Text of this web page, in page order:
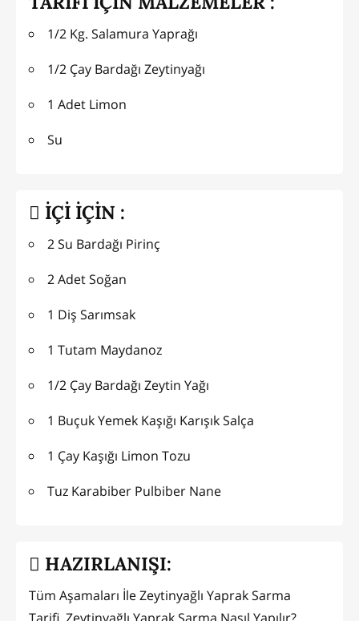
1/2 Kg. Salamura Yaprağı
1/2 Çay Bardağı Zeytinyağı
1 Adet Limon
Su
İÇİ İÇİN :
2 Su Bardağı Pirinç
2 Adet Soğan
1 Diş Sarımsak
1 Tutam Maydanoz
1/2 Çay Bardağı Zeytin Yağı
1 Buçuk Yemek Kaşığı Karışık Salça
1 Çay Kaşığı Limon Tozu
Tuz Karabiber Pulbiber Nane
HAZIRLANIŞI:
Tüm Aşamaları İle Zeytinyağlı Yaprak Sarma